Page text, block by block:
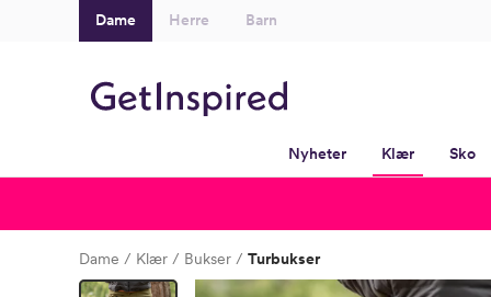
Dame Herre Barn
Nyheter Klær Sko
Dame Klær Bukser Turbukser